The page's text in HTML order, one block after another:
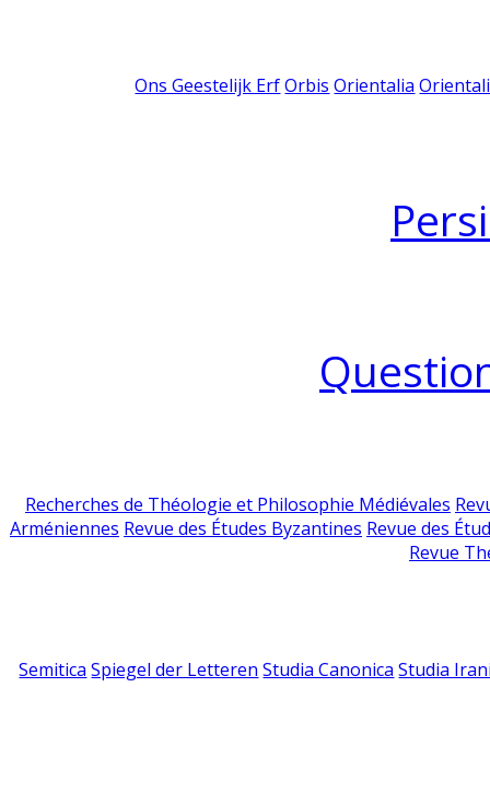
Ons Geestelijk Erf Orbis Orientalia
Recherches de Théologie et Philosophie Médiévales
Arméniennes Revue des Études Byzantines Revue des
Revue
Semitica Spiegel der Letteren Studia Canonica Studia